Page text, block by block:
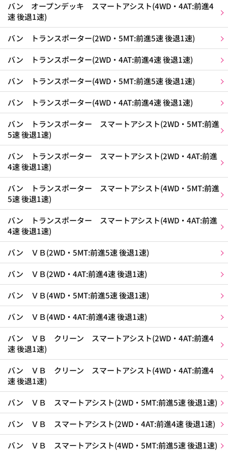
バン オープンデッキ スマートアシスト(4WD・4AT:前進4
速 後退1速)
バン トランスポーター(2WD・5MT:前進5速 後退1速)
バン トランスポーター(2WD・4AT:前進4速 後退1速)
バン トランスポーター(4WD・5MT:前進5速 後退1速)
バン トランスポーター(4WD・4AT:前進4速 後退1速)
バン トランスポーター スマートアシスト(2WD・5MT:前進
5速 後退1速)
バン トランスポーター スマートアシスト(2WD・4AT:前進
4速 後退1速)
バン トランスポーター スマートアシスト(4WD・5MT:前進
5速 後退1速)
バン トランスポーター スマートアシスト(4WD・4AT:前進
4速 後退1速)
バン ＶＢ(2WD・5MT:前進5速 後退1速)
バン ＶＢ(2WD・4AT:前進4速 後退1速)
バン ＶＢ(4WD・5MT:前進5速 後退1速)
バン ＶＢ(4WD・4AT:前進4速 後退1速)
バン ＶＢ クリーン スマートアシスト(2WD・4AT:前進4
速 後退1速)
バン ＶＢ クリーン スマートアシスト(4WD・4AT:前進4
速 後退1速)
バン ＶＢ スマートアシスト(2WD・5MT:前進5速 後退1速)
バン ＶＢ スマートアシスト(2WD・4AT:前進4速 後退1速)
バン ＶＢ スマートアシスト(4WD・5MT:前進5速 後退1速)